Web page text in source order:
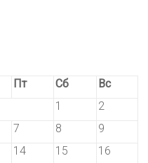
Пт Сб
Вс
1
2
7 8
9
14 15
16